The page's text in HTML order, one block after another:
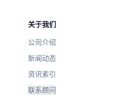
关于我们
公司介绍
新闻动态
资讯索引
联系顾问